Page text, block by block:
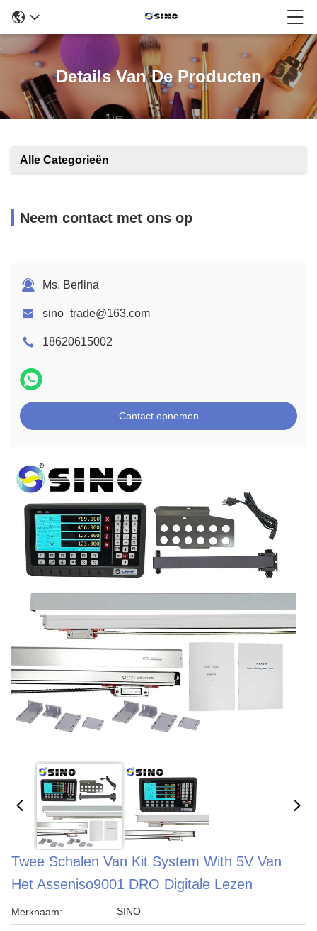
Details Van De Producten
Alle Categorieën
Neem contact met ons op
Ms. Berlina
sino_trade@163.com
18620615002
Contact opnemen
Twee Schalen Van Kit System With 5V Van
Het Asseniso9001 DRO Digitale Lezen
Merknaam: SINO